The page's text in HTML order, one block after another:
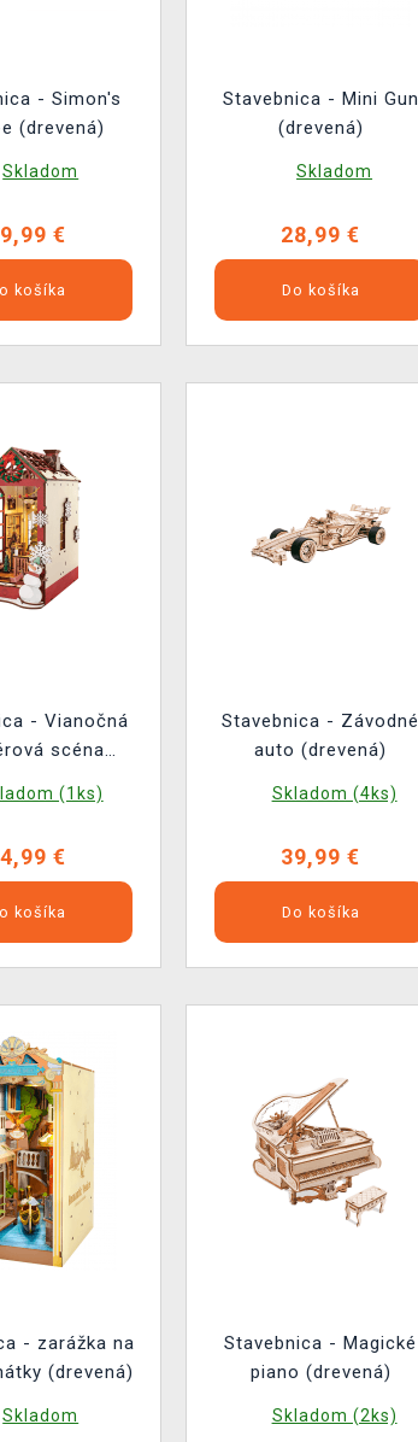
- Simon's
(drevená)
Skladom
€
košíka
Stavebnica - Mini Gun
(drevená)
Skladom
28,99 €
Do košíka
- Vianočná
scéna
(1ks)
€
košíka
Stavebnica - Závodné
auto (drevená)
Skladom (4ks)
39,99 €
Do košíka
- zarážka na
(drevená)
Skladom
Stavebnica - Magické
piano (drevená)
Skladom (2ks)